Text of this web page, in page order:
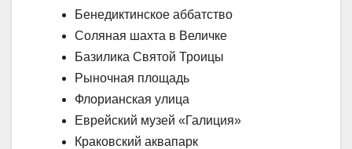
Бенедиктинское аббатство
Соляная шахта в Величке
Базилика Святой Троицы
Рыночная площадь
Флорианская улица
Еврейский музей «Галиция»
Краковский аквапарк